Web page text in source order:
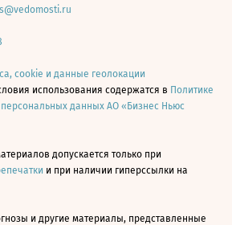
cookie и данные геолокации
использования содержатся в Политике
данных АО «Бизнес Ньюс
допускается только при
и при наличии гиперссылки на
и другие материалы, представленные